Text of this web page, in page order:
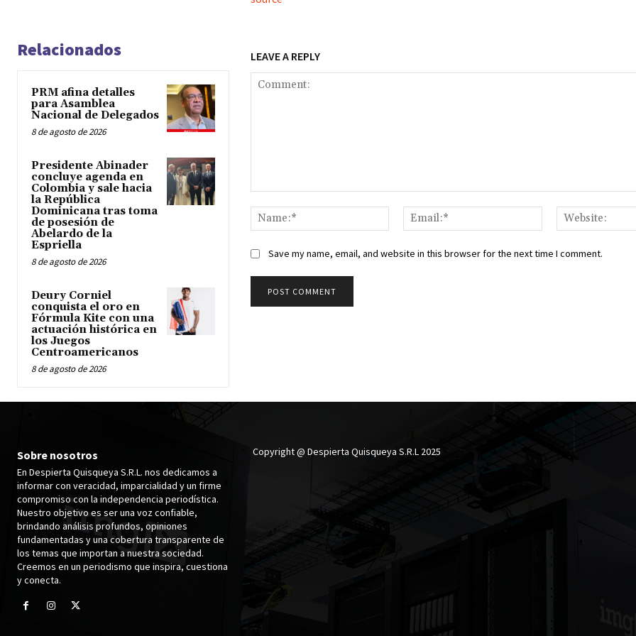
Relacionados
PRM afina detalles
para Asamblea
Nacional de Delegados
8 de agosto de 2026
Presidente Abinader
concluye agenda en
Colombia y sale hacia
la República
Dominicana tras toma
de posesión de
Abelardo de la
Espriella
8 de agosto de 2026
Deury Corniel
conquista el oro en
Fórmula Kite con una
actuación histórica en
los Juegos
Centroamericanos
8 de agosto de 2026
LEAVE A REPLY
Name:*
Email:*
Save my name, email, and website in this browser for the next time I comment.
Sobre nosotros
En Despierta Quisqueya S.R.L. nos dedicamos a
informar con veracidad, imparcialidad y un firme
compromiso con la independencia periodística.
Nuestro objetivo es ser una voz confiable,
brindando análisis profundos, opiniones
fundamentadas y una cobertura transparente de
los temas que importan a nuestra sociedad.
Creemos en un periodismo que inspira, cuestiona
y conecta.
Copyright @ Despierta Quisqueya S.R.L 2025